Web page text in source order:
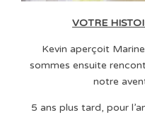
VOTRE
Kevin aperçoit
sommes ensuite
notre
5 ans plus tard, pour